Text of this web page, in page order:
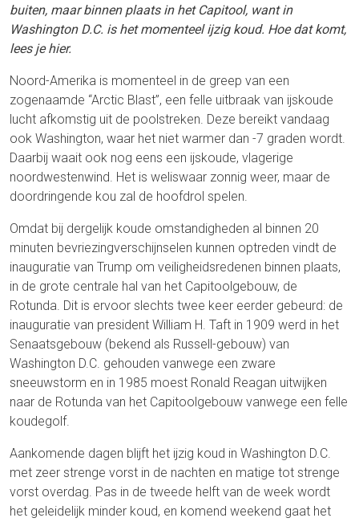
buiten, maar binnen plaats in het Capitool, want in
Washington D.C. is het momenteel ijzig koud. Hoe dat komt,
lees je hier.
Noord-Amerika is momenteel in de greep van een
zogenaamde “Arctic Blast”, een felle uitbraak van ijskoude
lucht afkomstig uit de poolstreken. Deze bereikt vandaag
ook Washington, waar het niet warmer dan -7 graden wordt.
Daarbij waait ook nog eens een ijskoude, vlagerige
noordwestenwind. Het is weliswaar zonnig weer, maar de
doordringende kou zal de hoofdrol spelen.
Omdat bij dergelijk koude omstandigheden al binnen 20
minuten bevriezingverschijnselen kunnen optreden vindt de
inauguratie van Trump om veiligheidsredenen binnen plaats,
in de grote centrale hal van het Capitoolgebouw, de
Rotunda. Dit is ervoor slechts twee keer eerder gebeurd: de
inauguratie van president William H. Taft in 1909 werd in het
Senaatsgebouw (bekend als Russell-gebouw) van
Washington D.C. gehouden vanwege een zware
sneeuwstorm en in 1985 moest Ronald Reagan uitwijken
naar de Rotunda van het Capitoolgebouw vanwege een felle
koudegolf.
Aankomende dagen blijft het ijzig koud in Washington D.C.
met zeer strenge vorst in de nachten en matige tot strenge
vorst overdag. Pas in de tweede helft van de week wordt
het geleidelijk minder koud, en komend weekend gaat het